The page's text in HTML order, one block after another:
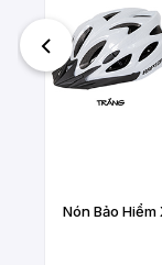
Nón Bảo